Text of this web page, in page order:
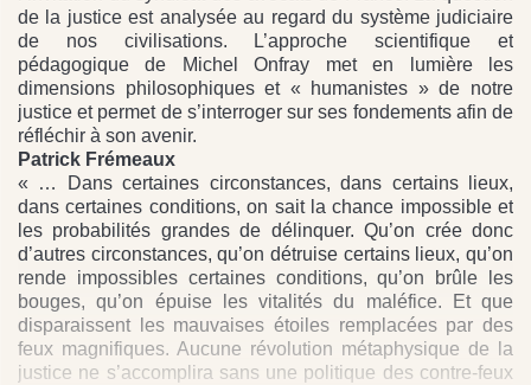
de la justice est analysée au regard du système judiciaire
de nos civilisations. L’approche scientifique et
pédagogique de Michel Onfray met en lumière les
dimensions philosophiques et « humanistes » de notre
justice et permet de s’interroger sur ses fondements afin de
réfléchir à son avenir.
Patrick Frémeaux
« … Dans certaines circonstances, dans certains lieux,
dans certaines conditions, on sait la chance impossible et
les probabilités grandes de délinquer. Qu’on crée donc
d’autres circonstances, qu’on détruise certains lieux, qu’on
rende impossibles certaines conditions, qu’on brûle les
bouges, qu’on épuise les vitalités du maléfice. Et que
disparaissent les mauvaises étoiles remplacées par des
feux magnifiques. Aucune révolution métaphysique de la
justice ne s’accomplira sans une politique des contre-feux